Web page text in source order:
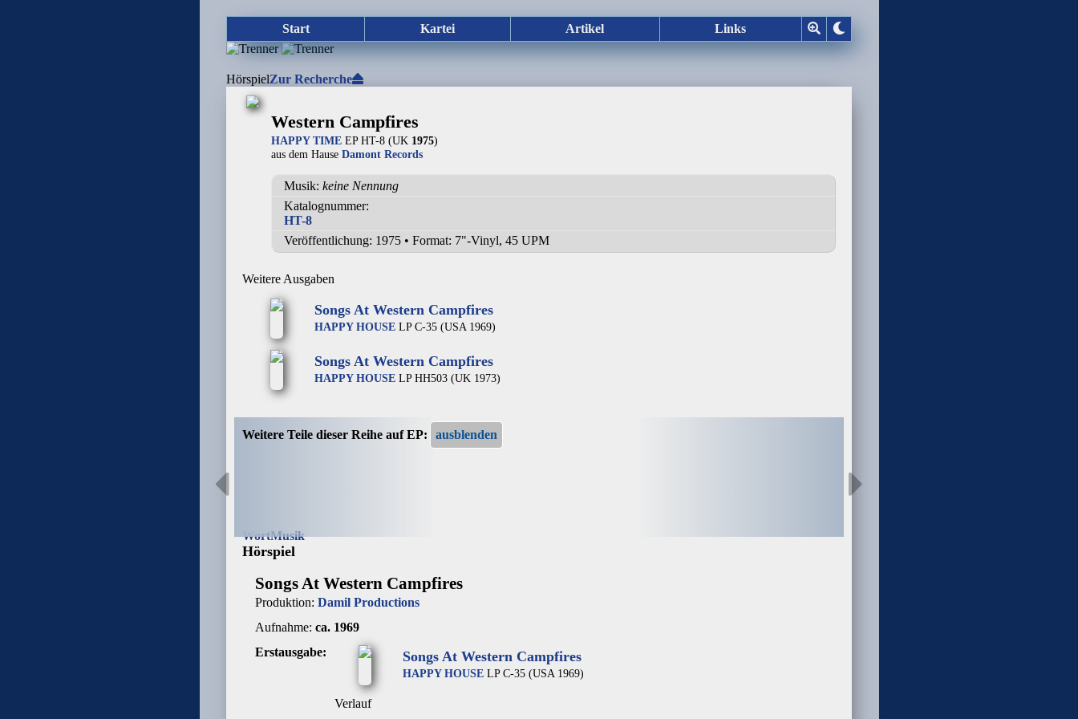
Start Kartei Artikel Links
HörspielZur Recherche
Western Campfires
HAPPY TIME EP HT-8 (UK 1975)
aus dem HauseDamont Records
Musik:keine Nennung
Katalognummer:
HT-8
Veröffentlichung: 1975 •Format: 7"-Vinyl, 45 UPM
Weitere Ausgaben
Songs At Western Campfires
HAPPY HOUSE LP C-35 (USA 1969)
Songs At Western Campfires
HAPPY HOUSE LP HH503 (UK 1973)
Weitere Teile dieser Reihe auf EP:
WortMusik
Hörspiel
Songs At Western Campfires
Produktion:Damil Productions
Aufnahme:ca. 1969
Erstausgabe:
Songs At Western Campfires
HAPPY HOUSE LP C-35 (USA 1969)
Verlauf